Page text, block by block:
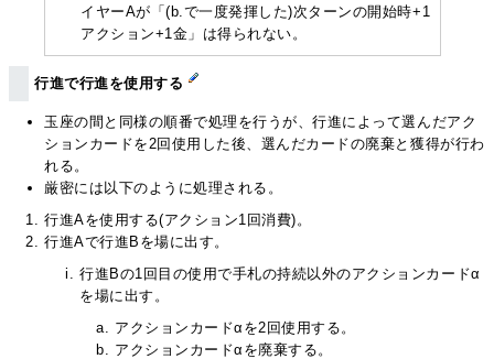
イヤーAが「(b.で一度発揮した)次ターンの開始時+1
アクション+1金」は得られない。
行進で行進を使用する
玉座の間と同様の順番で処理を行うが、行進によって選んだアク
ションカードを2回使用した後、選んだカードの廃棄と獲得が行わ
れる。
厳密には以下のように処理される。
行進Aを使用する(アクション1回消費)。
行進Aで行進Bを場に出す。
行進Bの1回目の使用で手札の持続以外のアクションカードα
を場に出す。
アクションカードαを2回使用する。
アクションカードαを廃棄する。